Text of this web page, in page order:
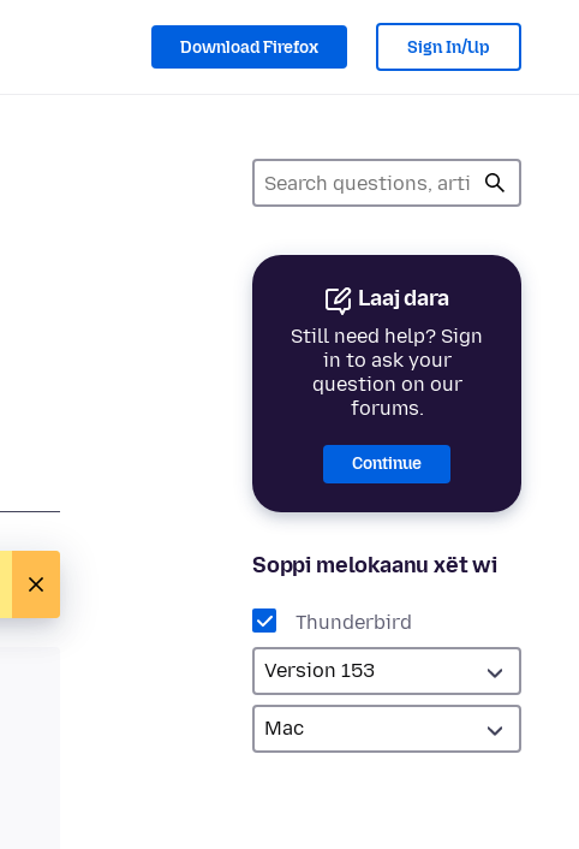
Download Firefox Sign In/Up
Laaj dara
Still need help? Sign
in to ask your
question on our
forums.
Continue
Soppi melokaanu xët wi
Thunderbird